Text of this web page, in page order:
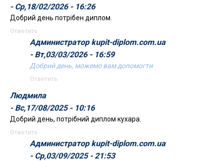
- Ср,18/02/2026 - 16:26
Добрий день потрібен диплом.
Ответить
Администратор kupit-diplom.com.ua
- Вт,03/03/2026 - 16:59
Добрий день, можемо вам допомогти
Ответить
Людмила
- Вс,17/08/2025 - 10:16
Добрий день, потрібний диплом кухара.
Ответить
Администратор kupit-diplom.com.ua
- Ср,03/09/2025 - 21:53